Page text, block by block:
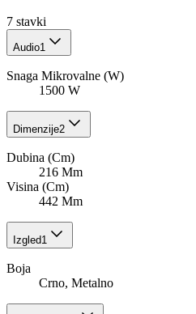
7 stavki
Audio1
Snaga Mikrovalne (W)
1500 W
Dimenzije2
Dubina (Cm)
216 Mm
Visina (Cm)
442 Mm
Izgled1
Boja
Crno, Metalno